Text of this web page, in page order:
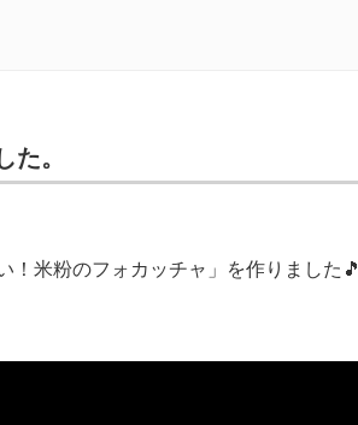
た。
！米粉のフォカッチャ」を作りました🎵